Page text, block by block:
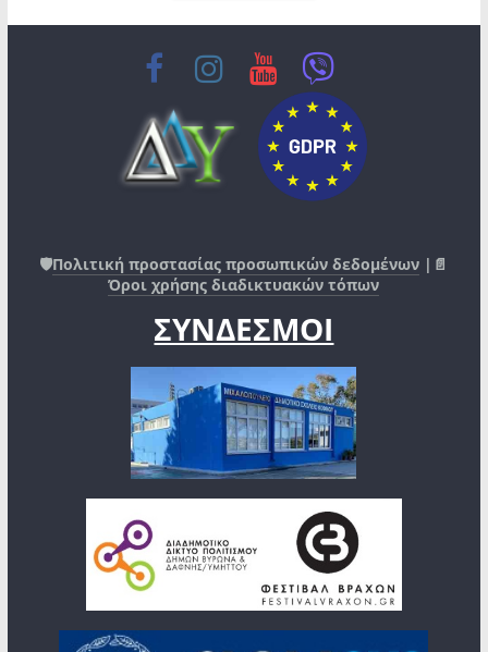
🛡️Πολιτική προστασίας προσωπικών δεδομένων |📄
Όροι χρήσης διαδικτυακών τόπων
ΣΥΝΔΕΣΜΟΙ